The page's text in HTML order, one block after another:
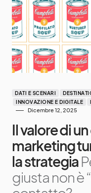
DATI E SCENARI
INNOVAZIONE E DIGITALE
Dicembre 12, 2025
Il valore di
marketing
la strategia
giusta non è